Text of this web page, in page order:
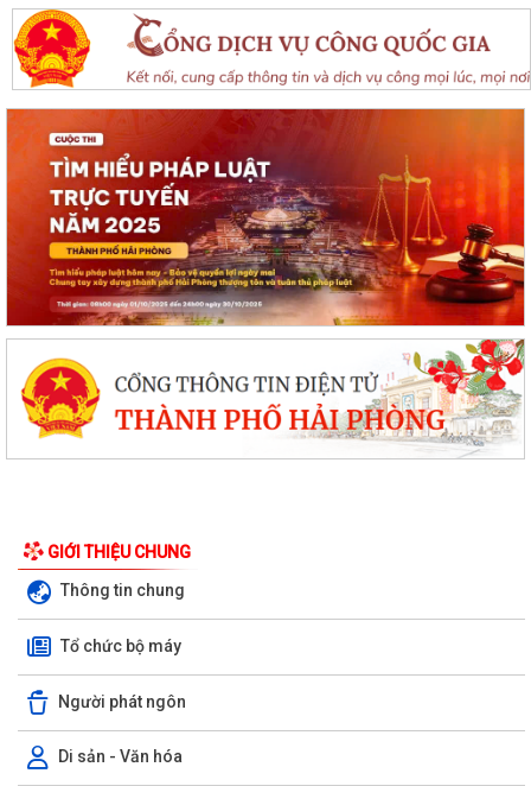
GIỚI THIỆU CHUNG
Thông tin chung
Tổ chức bộ máy
Người phát ngôn
Di sản - Văn hóa